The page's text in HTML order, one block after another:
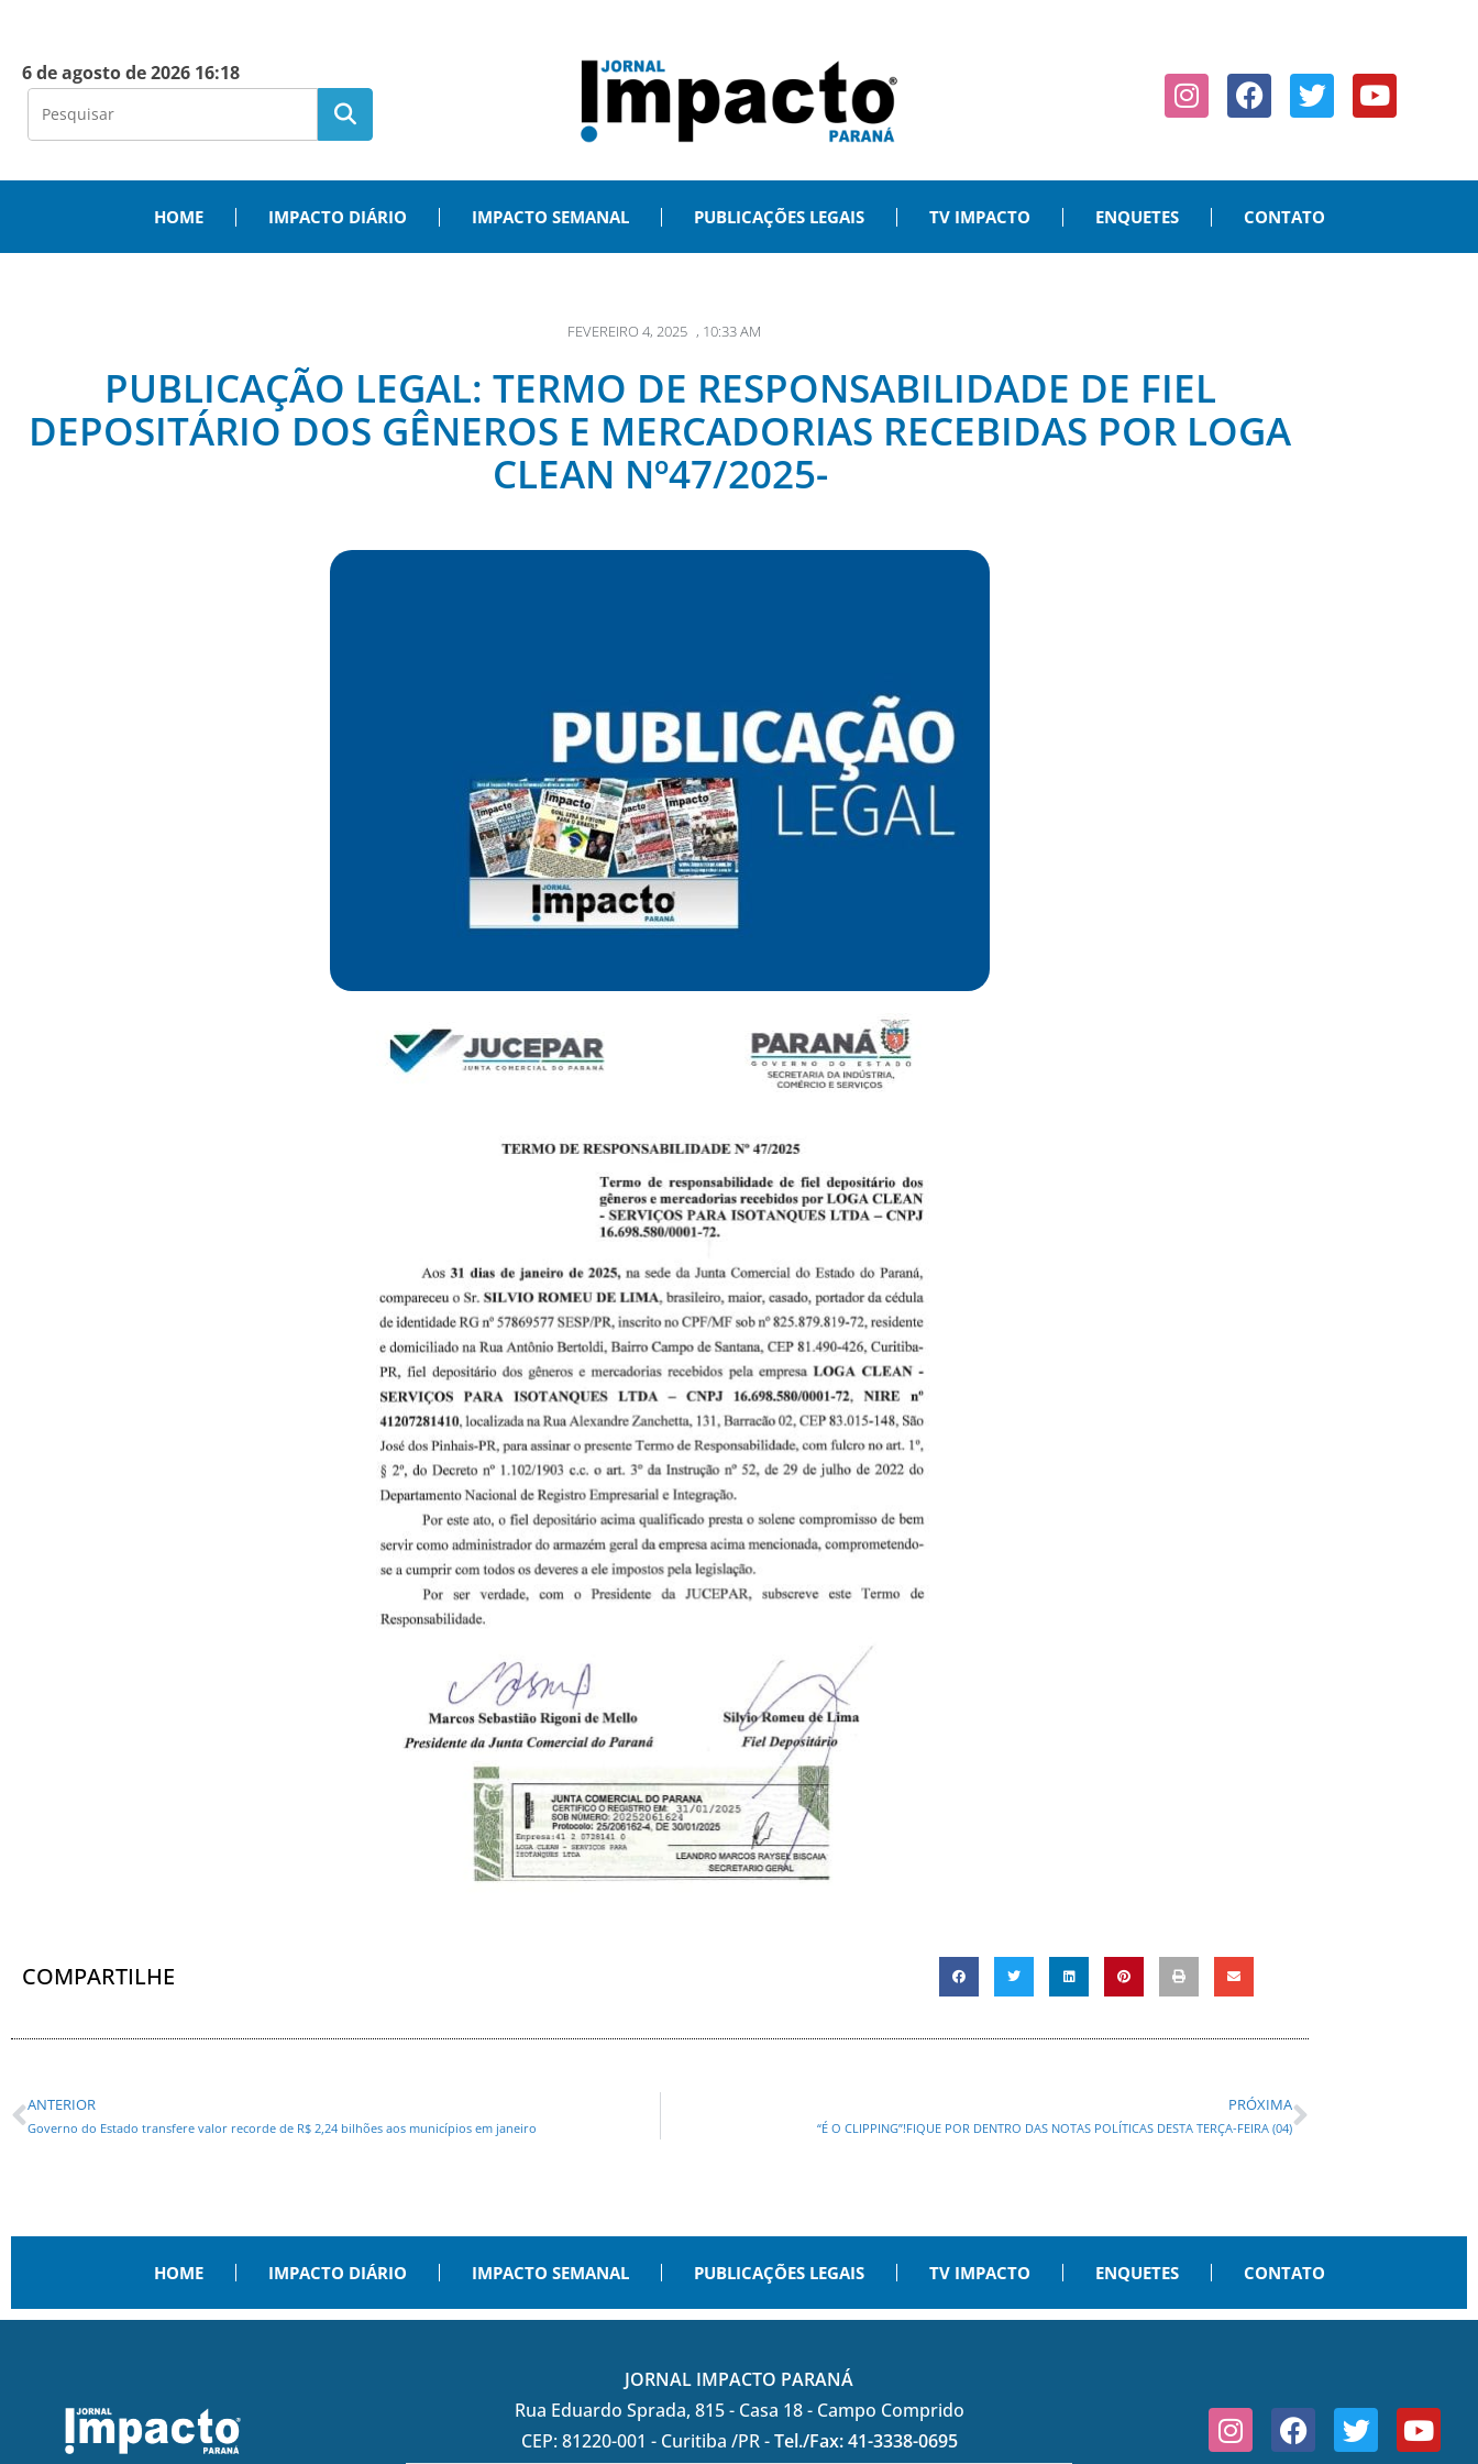
6 de agosto de 2026 16:18
HOME IMPACTO DIÁRIO IMPACTO SEMANAL PUBLICAÇÕES LEGAIS TV IMPACTO ENQUETES CONTATO
FEVEREIRO 4, 2025 , 10:33 AM
PUBLICAÇÃO LEGAL: TERMO DE RESPONSABILIDADE DE FIEL
DEPOSITÁRIO DOS GÊNEROS E MERCADORIAS RECEBIDAS POR LOGA
CLEAN Nº47/2025-
COMPARTILHE
ANTERIOR
Governo do Estado transfere valor recorde de R$ 2,24 bilhões aos municípios em janeiro
PRÓXIMA
“É O CLIPPING”!FIQUE POR DENTRO DAS NOTAS POLÍTICAS DESTA TERÇA-FEIRA (04)
HOME IMPACTO DIÁRIO IMPACTO SEMANAL PUBLICAÇÕES LEGAIS TV IMPACTO ENQUETES CONTATO
JORNAL IMPACTO PARANÁ
Rua Eduardo Sprada, 815 - Casa 18 - Campo Comprido
CEP: 81220-001 - Curitiba /PR -Tel./Fax: 41-3338-0695